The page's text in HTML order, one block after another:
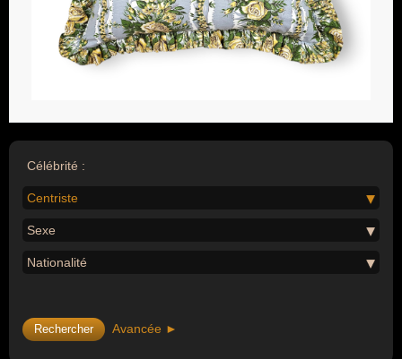
Célébrité :
Centriste
Sexe
Nationalité
Avancée ►